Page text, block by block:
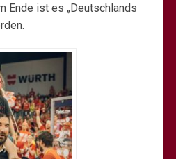
Ende ist es „Deutschlands